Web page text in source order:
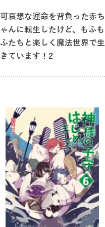
可哀想な運命を背負った赤ち
ゃんに転生したけど、もふも
ふたちと楽しく魔法世界で生
きています！2